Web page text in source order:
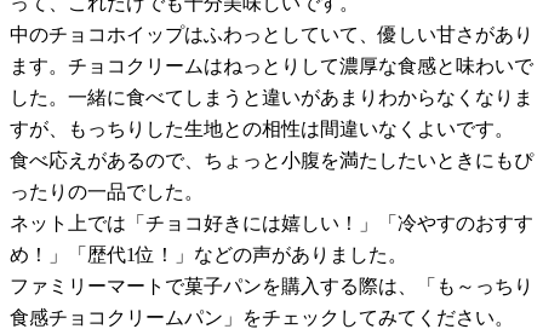
中のチョコホイップはふわっとしていて、優しい甘さがあり
ます。チョコクリームはねっとりして濃厚な食感と味わいで
した。一緒に食べてしまうと違いがあまりわからなくなりま
すが、もっちりした生地との相性は間違いなくよいです。
食べ応えがあるので、ちょっと小腹を満たしたいときにもぴ
ったりの一品でした。
ネット上では「チョコ好きには嬉しい！」「冷やすのおすす
め！」「歴代1位！」などの声がありました。
ファミリーマートで菓子パンを購入する際は、「も～っちり
食感チョコクリームパン」をチェックしてみてください。